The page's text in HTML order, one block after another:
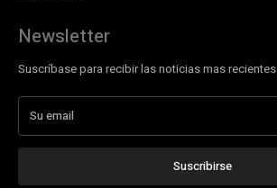
Newsletter
Suscríbase para recibir las noticias mas recientes
Suscribirse